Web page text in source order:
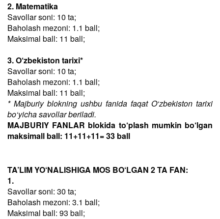
2. Matematika
Savollar soni: 10 ta;
Baholash mezoni: 1.1 ball;
Maksimal ball: 11 ball;
3. O‘zbekiston tarixi*
Savollar soni: 10 ta;
Baholash mezoni: 1.1 ball;
Maksimal ball: 11 ball;
* Majburiy blokning ushbu fanida faqat O‘zbekiston tarixi
bo‘yicha savollar beriladi.
MAJBURIY FANLAR blokida to‘plash mumkin bo‘lgan
maksimall ball: 11+11+11= 33 ball
TA’LIM YO‘NALISHIGA MOS BO‘LGAN 2 TA FAN:
1.
Savollar soni: 30 ta;
Baholash mezoni: 3.1 ball;
Maksimal ball: 93 ball;